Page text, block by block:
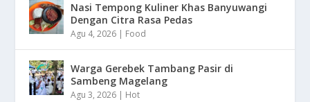
Nasi Tempong Kuliner Khas Banyuwangi
Dengan Citra Rasa Pedas
Agu 4, 2026 | Food
Warga Gerebek Tambang Pasir di
Sambeng Magelang
Agu 3, 2026 | Hot